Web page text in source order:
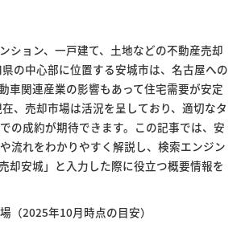
ション、一戸建て、土地などの不動産売却
の中心部に位置する安城市は、名古屋への
車関連産業の影響もあって住宅需要が安定
、売却市場は活況を呈しており、適切なタ
の成約が期待できます。この記事では、安
流れをわかりやすく解説し、検索エンジン
却安城」と入力した際に役立つ概要情報を
（2025年10月時点の目安）